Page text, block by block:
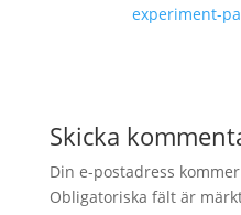
experiment-
Skicka
Din e-postadress
Obligatoriska fält är